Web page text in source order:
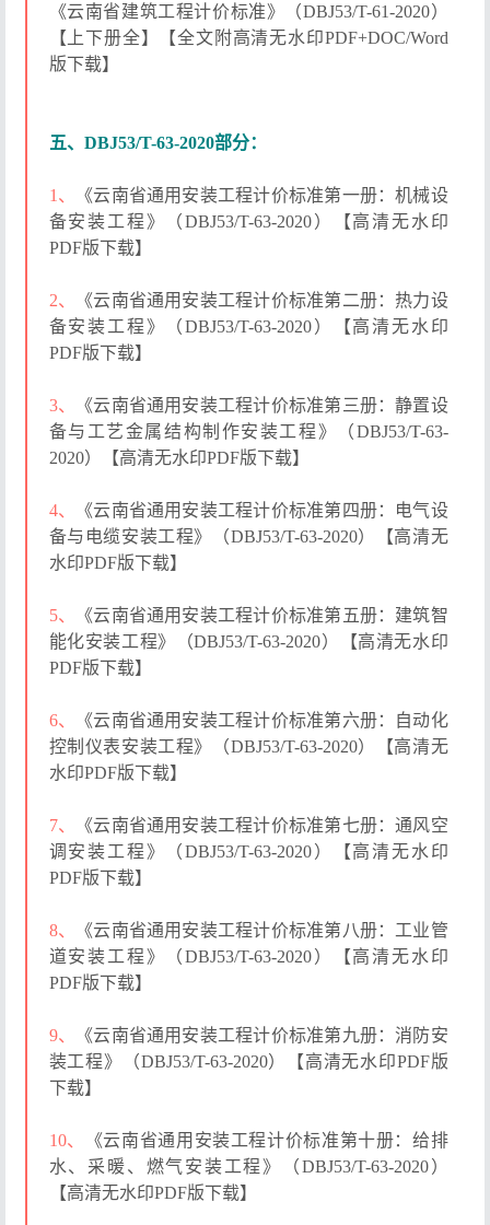
《云南省建筑工程计价标准》（DBJ53/T-61-2020）
【上下册全】【全文附高清无水印PDF+DOC/Word
版下载】
五、DBJ53/T-63-2020部分：
1、
《云南省通用安装工程计价标准第一册：机械设
备安装工程》（DBJ53/T-63-2020）【高清无水印
PDF版下载】
2、
《云南省通用安装工程计价标准第二册：热力设
备安装工程》（DBJ53/T-63-2020）【高清无水印
PDF版下载】
3、
《云南省通用安装工程计价标准第三册：静置设
备与工艺金属结构制作安装工程》（DBJ53/T-63-
2020）【高清无水印PDF版下载】
4、
《云南省通用安装工程计价标准第四册：电气设
备与电缆安装工程》（DBJ53/T-63-2020）【高清无
水印PDF版下载】
5、
《云南省通用安装工程计价标准第五册：建筑智
能化安装工程》（DBJ53/T-63-2020）【高清无水印
PDF版下载】
6、
《云南省通用安装工程计价标准第六册：自动化
控制仪表安装工程》（DBJ53/T-63-2020）【高清无
水印PDF版下载】
7、
《云南省通用安装工程计价标准第七册：通风空
调安装工程》（DBJ53/T-63-2020）【高清无水印
PDF版下载】
8、
《云南省通用安装工程计价标准第八册：工业管
道安装工程》（DBJ53/T-63-2020）【高清无水印
PDF版下载】
9、
《云南省通用安装工程计价标准第九册：消防安
装工程》（DBJ53/T-63-2020）【高清无水印PDF版
下载】
10、
《云南省通用安装工程计价标准第十册：给排
水、采暖、燃气安装工程》（DBJ53/T-63-2020）
【高清无水印PDF版下载】